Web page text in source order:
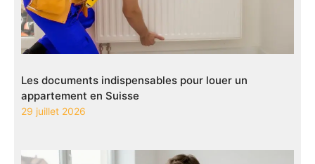
Les documents indispensables pour louer un
appartement en Suisse
29 juillet 2026